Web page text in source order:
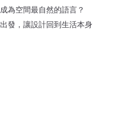
為空間最自然的語言？
發，讓設計回到生活本身